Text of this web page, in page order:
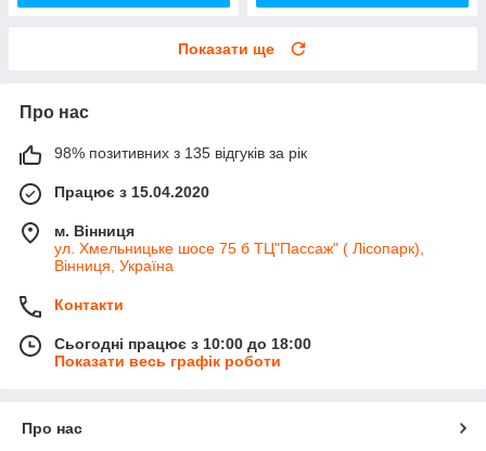
Показати ще
Про нас
98% позитивних з 135 відгуків за рік
Працює з 15.04.2020
м. Вінниця
ул. Хмельницьке шосе 75 б ТЦ"Пассаж" ( Лісопарк),
Вінниця, Україна
Контакти
Сьогодні працює з 10:00 до 18:00
Показати весь графік роботи
Про нас